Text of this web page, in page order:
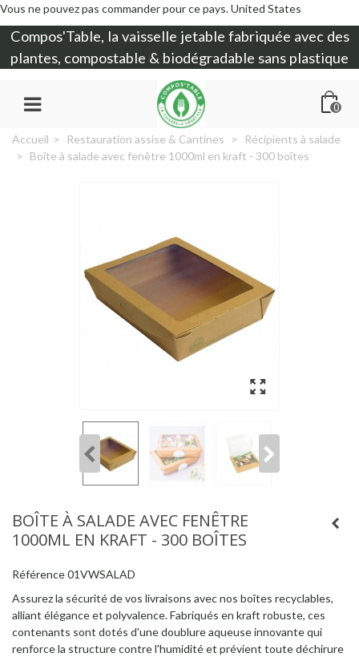
Vous ne pouvez pas commander pour ce pays.United States
Compos'Table, la vaisselle jetable fabriquée avec des
plantes, compostable & biodégradable sans plastique
0
Accueil > Restauration assise & Cantines >
Récipients à salade
> Boîte à salade avec fenêtre 1000ml en kraft - 300 boîtes
BOÎTE À SALADE AVEC FENÊTRE
1000ML EN KRAFT - 300 BOÎTES
Référence01VWSALAD
Assurez la sécurité de vos livraisons avec nos boîtes recyclables,
alliant élégance et polyvalence. Fabriqués en kraft robuste, ces
contenants sont dotés d'une doublure aqueuse innovante qui
renforce la structure contre l'humidité et prévient toute déchirure